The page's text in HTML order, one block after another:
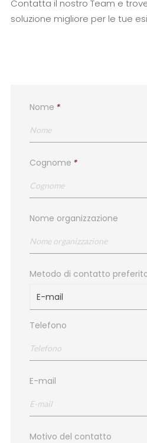
Contatta il nostro Team e
soluzione migliore per le tue
Nome *
Cognome *
Nome organizzazione
Metodo di contatto
E-mail
Telefono
E-mail
Motivo del contatto